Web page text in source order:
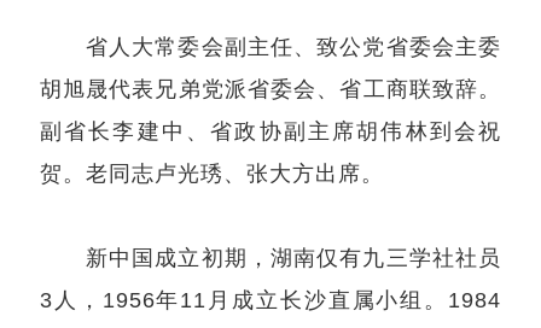
省人大常委会副主任、致公党省委会主委
胡旭晟代表兄弟党派省委会、省工商联致辞。
副省长李建中、省政协副主席胡伟林到会祝
贺。老同志卢光琇、张大方出席。
新中国成立初期，湖南仅有九三学社社员
3人，1956年11月成立长沙直属小组。1984